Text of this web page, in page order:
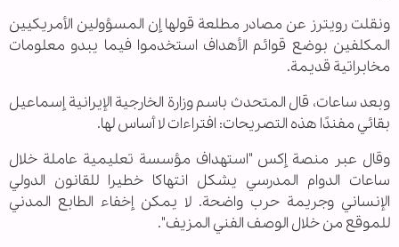
ونقلت رويترز عن مصادر مطلعة قولها إن المسؤولين الأمريكيين
المكلفين بوضع قوائم الأهداف استخدموا فيما يبدو معلومات
مخابراتية قديمة.
وبعد ساعات، قال المتحدث باسم وزارة الخارجية الإيرانية إسماعيل
بقائي مفندًا هذه التصريحات: افتراءات لا أساس لها.
وقال عبر منصة إكس "استهداف مؤسسة تعليمية عاملة خلال
ساعات الدوام المدرسي يشكل انتهاكا خطيرا للقانون الدولي
الإنساني وجريمة حرب واضحة. لا يمكن إخفاء الطابع المدني
للموقع من خلال الوصف الفني المزيف".